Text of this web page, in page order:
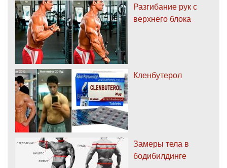
Разгибание рук с
верхнего блока
Кленбутерол
Замеры тела в
бодибилдинге